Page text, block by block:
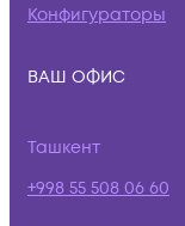
Конфигураторы
ВАШ ОФИС
Ташкент
+998 55 508 06 60